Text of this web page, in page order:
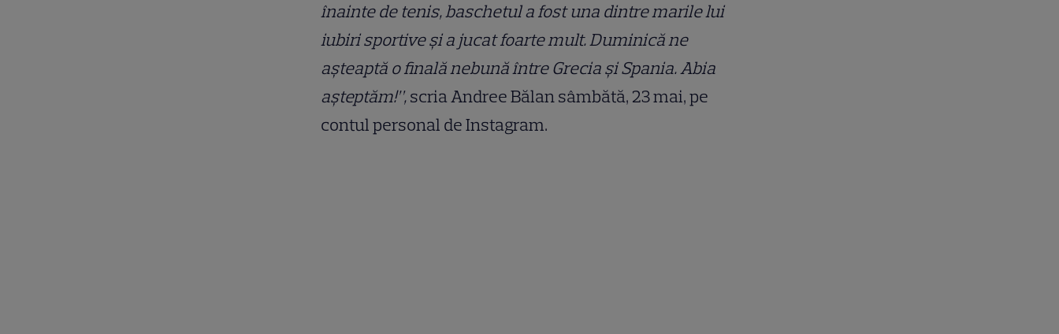
înainte de tenis, baschetul a fost una dintre marile lui
iubiri sportive și a jucat foarte mult. Duminică ne
așteaptă o finală nebună între Grecia și Spania. Abia
așteptăm!”,scria Andree Bălan sâmbătă, 23 mai, pe
contul personal de Instagram.